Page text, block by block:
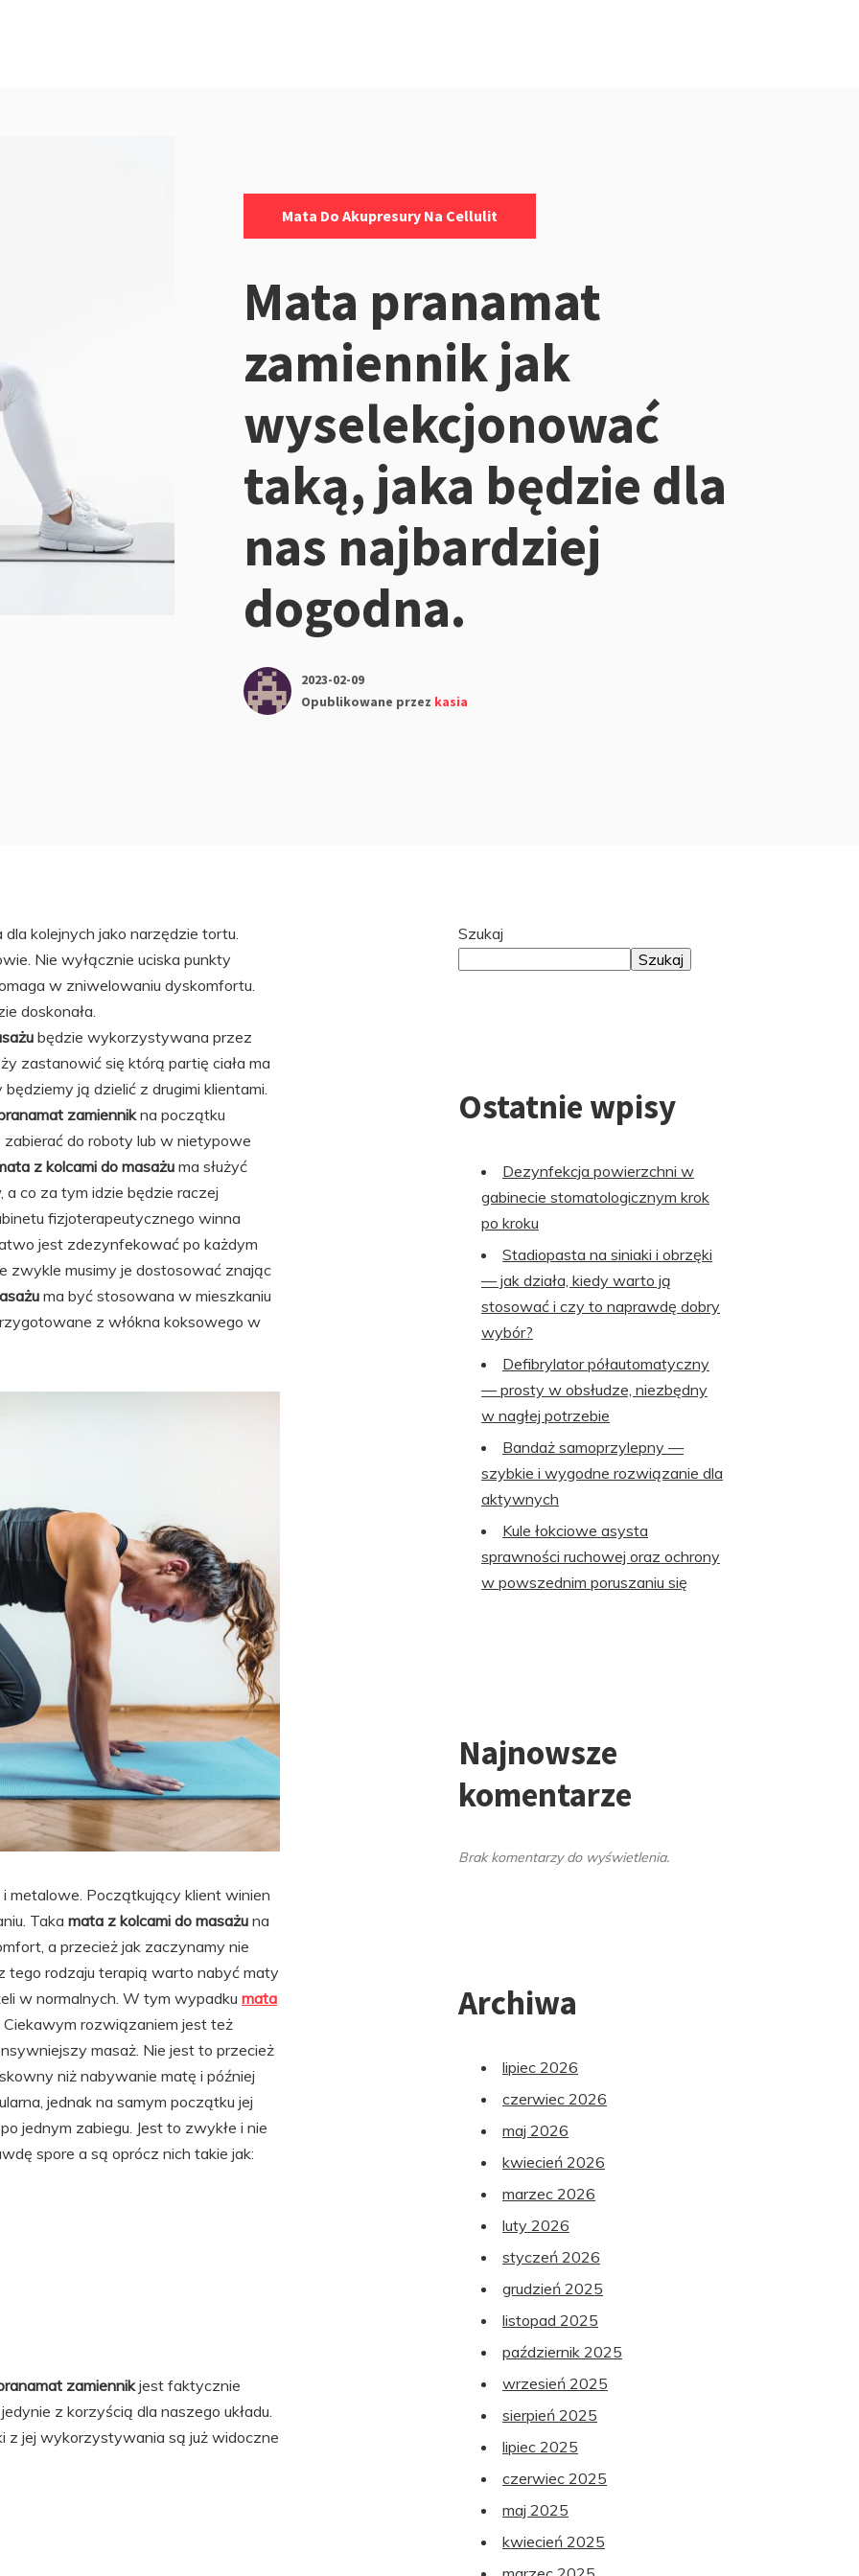
Mata Do Akupresury Na Cellulit
Mata pranamat
zamiennik jak
wyselekcjonować
taką, jaka będzie dla
nas najbardziej
dogodna.
2023-02-09
Opublikowane przez kasia
kolejnych jako narzędzie tortu.
Nie wyłącznie uciska punkty
w zniwelowaniu dyskomfortu.
doskonała.
będzie wykorzystywana przez
zastanowić się którą partię ciała ma
ją dzielić z drugimi klientami.
zamiennikna początku
zabierać do roboty lub w nietypowe
z kolcami do masażu ma służyć
a co za tym idzie będzie raczej
fizjoterapeutycznego winna
jest zdezynfekować po każdym
zwykle musimy je dostosować znając
ma być stosowana w mieszkaniu
z włókna koksowego w
metalowe. Początkujący klient winien
Taka mata z kolcami do masażu na
a przecież jak zaczynamy nie
tego rodzaju terapią warto nabyć maty
w normalnych. W tym wypadku mata
rozwiązaniem jest też
masaż. Nie jest to przecież
niż nabywanie matę i później
jednak na samym początku jej
jednym zabiegu. Jest to zwykłe i nie
spore a są oprócz nich takie jak:
zamiennikjest faktycznie
z korzyścią dla naszego układu.
z jej wykorzystywania są już widoczne
PrzejdźSzukaj
Szukaj
Ostatnie wpisy
Dezynfekcja powierzchni w
gabinecie stomatologicznym krok
po kroku
Stadiopasta na siniaki i obrzęki
— jak działa, kiedy warto ją
stosować i czy to naprawdę dobry
wybór?
Defibrylator półautomatyczny
— prosty w obsłudze, niezbędny
w nagłej potrzebie
Bandaż samoprzylepny —
szybkie i wygodne rozwiązanie dla
aktywnych
Kule łokciowe asysta
sprawności ruchowej oraz ochrony
w powszednim poruszaniu się
Najnowsze
komentarze
Brak komentarzy do wyświetlenia.
Archiwa
lipiec 2026
czerwiec 2026
maj 2026
kwiecień 2026
marzec 2026
luty 2026
styczeń 2026
grudzień 2025
listopad 2025
październik 2025
wrzesień 2025
sierpień 2025
lipiec 2025
czerwiec 2025
maj 2025
kwiecień 2025